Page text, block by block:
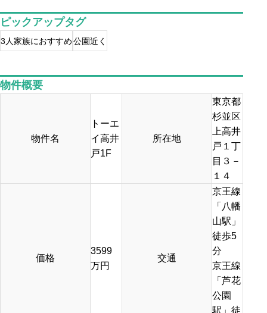
ピックアップタグ
3人家族におすすめ公園近く
物件概要
物件名
トーエ
イ高井
戸1F
所在地
東京都
杉並区
上高井
戸１丁
目３－
１４
価格
3599
万円
交通
京王線
「八幡
山駅」
徒歩5
分
京王線
「芦花
公園
駅」徒